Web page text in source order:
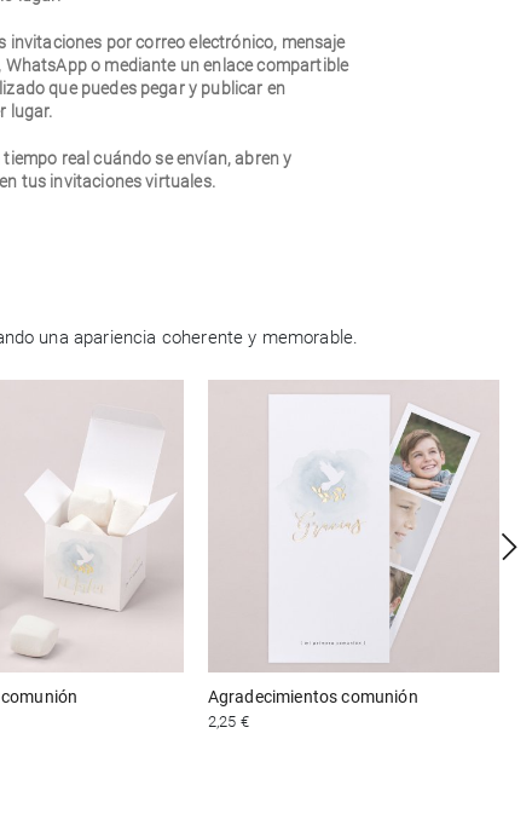
invitaciones por correo electrónico, mensaje
WhatsApp o mediante un enlace compartible
que puedes pegar y publicar en
lugar.
tiempo real cuándo se envían, abren y
tus invitaciones virtuales.
una apariencia coherente y memorable.
Agradecimientos comunión
2,25 €